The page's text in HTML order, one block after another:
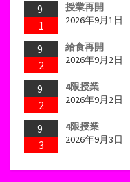
9
1
授業再開
2026年9月1日
9
2
給食再開
2026年9月2日
9
2
4限授業
2026年9月2日
9
3
4限授業
2026年9月3日